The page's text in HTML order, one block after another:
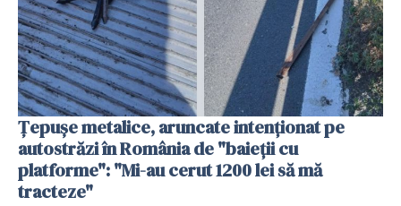
Țepușe metalice, aruncate intenționat pe
autostrăzi în România de "baieții cu
platforme": "Mi-au cerut 1200 lei să mă
tracteze"